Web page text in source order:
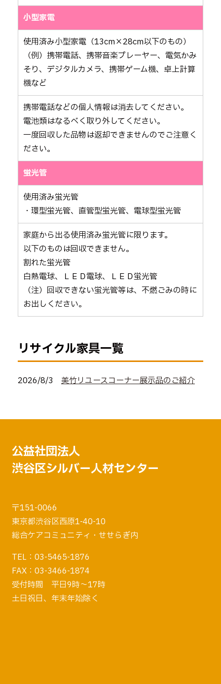
小型家電
使用済み小型家電（13cm×28cm以下のもの）
（例）携帯電話、携帯音楽プレーヤー、電気かみ
そり、デジタルカメラ、携帯ゲーム機、卓上計算
機など
携帯電話などの個人情報は消去してください。
電池類はなるべく取り外してください。
一度回収した品物は返却できませんのでご注意く
ださい。
蛍光管
使用済み蛍光管
・環型蛍光管、直管型蛍光管、電球型蛍光管
家庭から出る使用済み蛍光管に限ります。
以下のものは回収できません。
割れた蛍光管
白熱電球、ＬＥＤ電球、ＬＥＤ蛍光管
（注）回収できない蛍光管等は、不燃ごみの時に
お出しください。
リサイクル家具一覧
2026/8/3 美竹リユースコーナー展示品のご紹介
公益社団法人
渋谷区シルバー人材センター
〒151-0066
東京都渋谷区西原1-40-10
総合ケアコミュニティ・せせらぎ内
TEL：03-5465-1876
FAX：03-3466-1874
受付時間 平日9時～17時
土日祝日、年末年始除く